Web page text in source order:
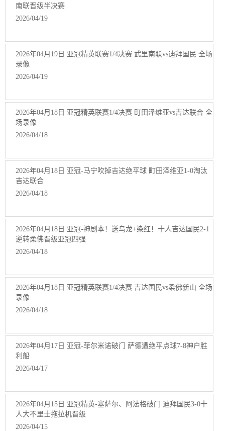
南联晋级半决赛
2026/04/19
2026年04月19日 亚冠精英联赛1/4决赛 武里南联vs迪拜国民 全场
录像
2026/04/19
2026年04月18日 亚冠精英联赛1/4决赛 町田泽维亚vs吉达联合 全
场录像
2026/04/18
2026年04月18日 亚冠-马宁吹掉吉达绝平球 町田泽维亚1-0淘汰
吉达联合
2026/04/18
2026年04月18日 亚冠-神剧本！送乌龙+染红！十人吉达国民2-1
逆转柔佛晋级亚冠四强
2026/04/18
2026年04月18日 亚冠精英联赛1/4决赛 吉达国民vs柔佛新山 全场
录像
2026/04/18
2026年04月17日 亚冠-菲尔米诺破门 萨德遭绝平点球7-8神户胜
利船
2026/04/17
2026年04月15日 亚冠精英-塞萨尔、阿法格破门 迪拜国民3-0十
人大不里士拖拉机晋级
2026/04/15